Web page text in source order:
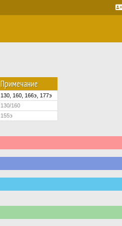
Примечание
130, 160, 166э, 177э
130/160
155э